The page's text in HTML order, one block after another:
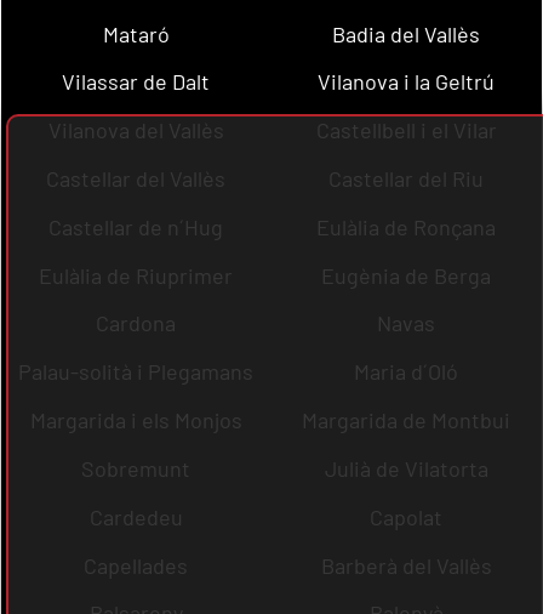
Mataró
Badia del Vallès
Vilassar de Dalt
Vilanova i la Geltrú
Vilanova del Vallès
Castellbell i el Vilar
Castellar del Vallès
Castellar del Riu
Castellar de n´Hug
Eulàlia de Ronçana
Eulàlia de Riuprimer
Eugènia de Berga
Cardona
Navas
Palau-solità i Plegamans
Maria d´Oló
Margarida i els Monjos
Margarida de Montbui
Sobremunt
Julià de Vilatorta
Cardedeu
Capolat
Capellades
Barberà del Vallès